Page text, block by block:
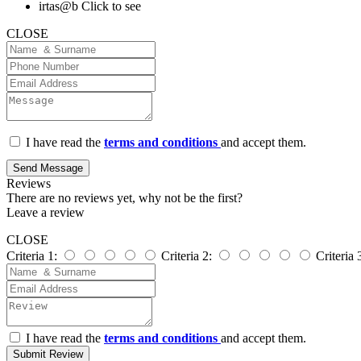
irtas@b Click to see
CLOSE
I have read the terms and conditions and accept them.
Send Message
Reviews
There are no reviews yet, why not be the first?
Leave a review
CLOSE
Criteria 1:
Criteria 2: Criteria
I have read the terms and conditions and accept them.
Submit Review